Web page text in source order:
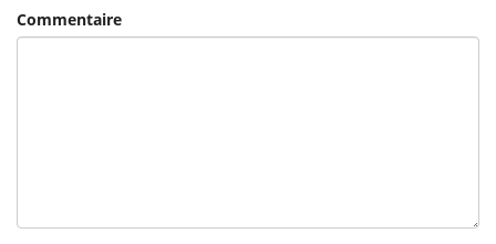
Commentaire